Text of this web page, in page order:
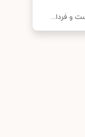
و فردا...